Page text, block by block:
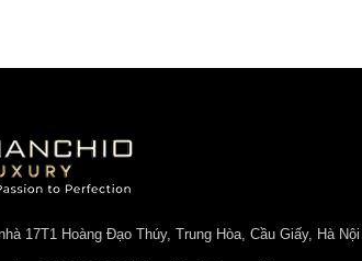
17T1 Hoàng Đạo Thúy, Trung Hòa, Cầu Giấy, Hà Nội